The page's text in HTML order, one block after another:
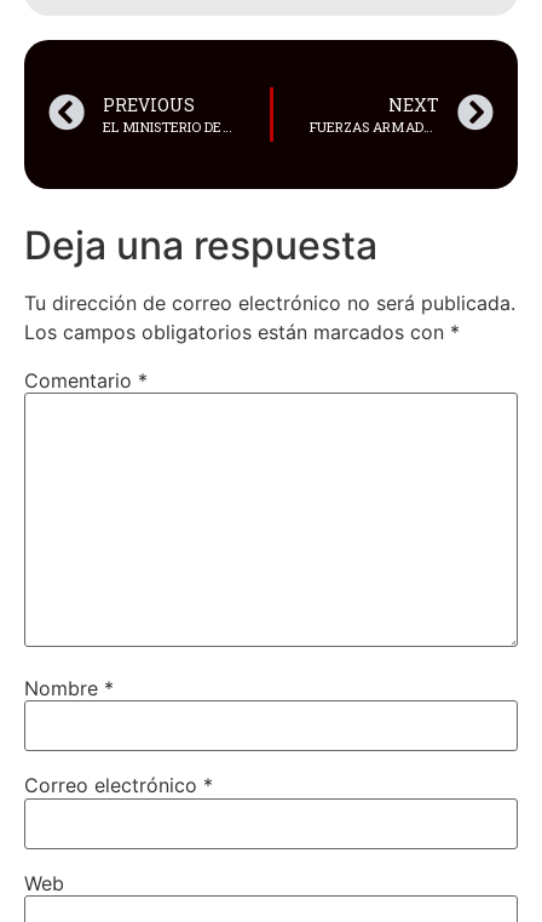
PREVIOUS NEXT
FUERZAS ARMADAS EJECUTARON UN OPERATIVO PARA CAPTURAR A CATALEYA M. ALIAS “LA PUCCA”
Deja una respuesta
Tu dirección de correo electrónico no será publicada.
Los campos obligatorios están marcados con *
Comentario *
Nombre *
Correo electrónico *
Web